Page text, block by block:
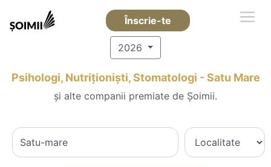
Înscrie-te
2026
Psihologi, Nutriționiști, Stomatologi - Satu Mare
și alte companii premiate de Șoimii.